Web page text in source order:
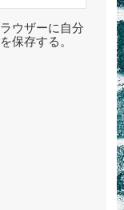
ウザーに自分
保存する。